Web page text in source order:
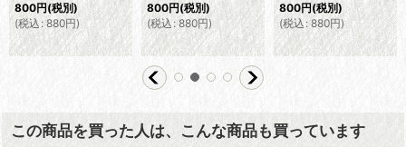
800円(税別)
(税込 : 880円)
800円(税別)
(税込 : 880円)
800円(税別)
(税込: 880円)
この商品を買った人は、こんな商品も買っています